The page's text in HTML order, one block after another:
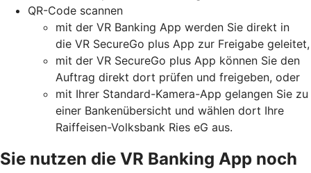
QR-Code scannen
mit der VR Banking App werden Sie direkt in
die VR SecureGo plus App zur Freigabe geleitet,
mit der VR SecureGo plus App können Sie den
Auftrag direkt dort prüfen und freigeben, oder
mit Ihrer Standard-Kamera-App gelangen Sie zu
einer Bankenübersicht und wählen dort Ihre
Raiffeisen-Volksbank Ries eG aus.
Sie nutzen die VR Banking App noch